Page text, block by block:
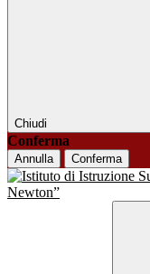
Chiudi
Conferma
Annulla Conferma